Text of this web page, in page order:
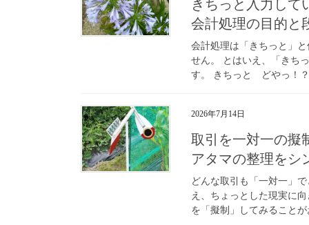
きちっと入力して
会計処理の目的と
会計処理は「きちっと」
せん。 とはいえ、「きち
す。 きちっと どやっ！
2026年7月14日
取引を一対一の擬
アタマの整理をシ
どんな取引も「一対一」
え、ちょっとした現実に
を「擬制」してみること